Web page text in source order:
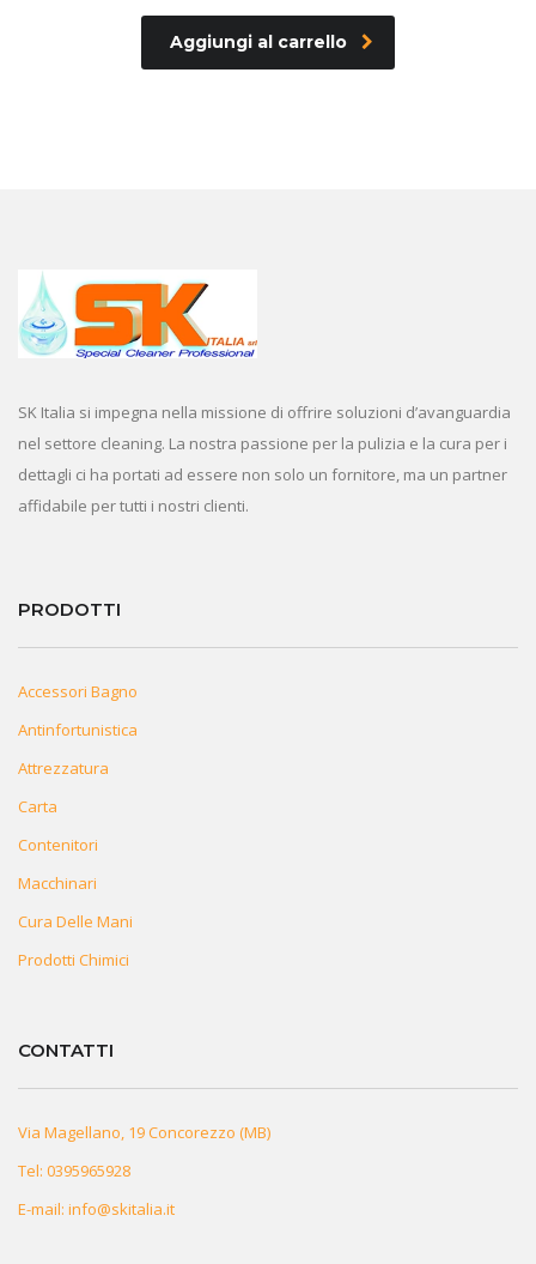
Aggiungi al carrello
SK Italia si impegna nella missione di offrire soluzioni d’avanguardia
nel settore cleaning. La nostra passione per la pulizia e la cura per i
dettagli ci ha portati ad essere non solo un fornitore, ma un partner
affidabile per tutti i nostri clienti.
PRODOTTI
Accessori Bagno
Antinfortunistica
Attrezzatura
Carta
Contenitori
Macchinari
Cura Delle Mani
Prodotti Chimici
CONTATTI
Via Magellano, 19 Concorezzo (MB)
Tel: 0395965928
E-mail: info@skitalia.it